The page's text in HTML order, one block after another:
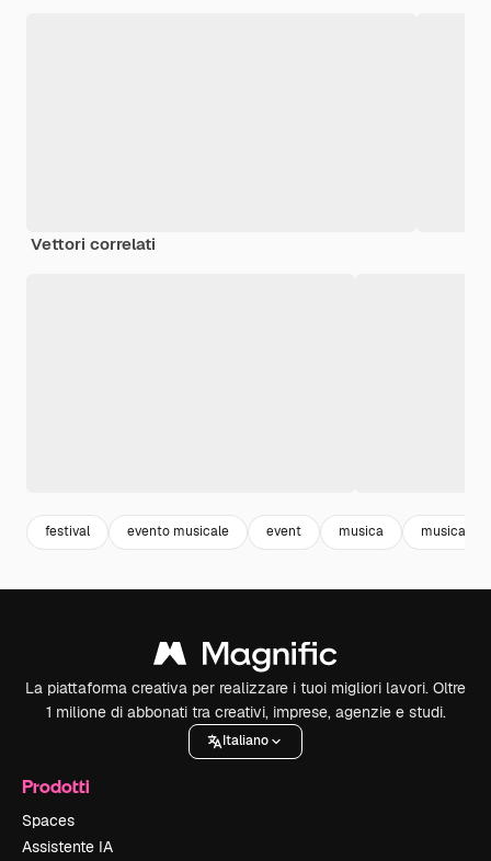
Vettori correlati
festival evento musicale event musica musicale
La piattaforma creativa per realizzare i tuoi migliori lavori. Oltre
1 milione di abbonati tra creativi, imprese, agenzie e studi.
Italiano
Prodotti
Spaces
Assistente IA